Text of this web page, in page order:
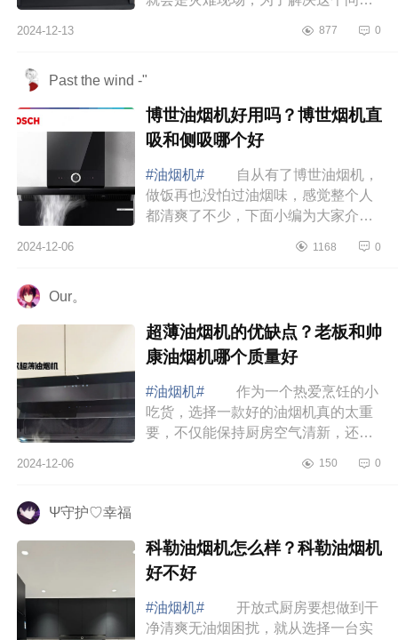
乐油烟机，下面小编为大家介绍下万
2024-12-13 877 0
Past the wind -"
博世油烟机好用吗？博世烟机直
吸和侧吸哪个好
#油烟机#
自从有了博世油烟机，
做饭再也没怕过油烟味，感觉整个人
都清爽了不少，下面小编为大家介绍
和侧吸哪个好 博世油烟机好用
2024-12-06 1168 0
Our。
超薄油烟机的优缺点？老板和帅
康油烟机哪个质量好
#油烟机#
作为一个热爱烹饪的小
吃货，选择一款好的油烟机真的太重
要，不仅能保持厨房空气清新，还能
家介绍下超薄油烟机的优缺点？老板
2024-12-06 150 0
Ψ守护♡幸福
科勒油烟机怎么样？科勒油烟机
好不好
#油烟机#
开放式厨房要想做到干
净清爽无油烟困扰，就从选择一台实